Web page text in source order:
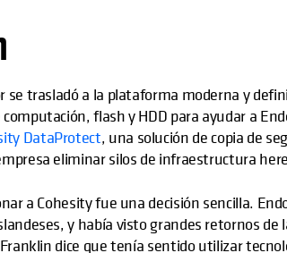
se trasladó a la plataforma moderna y
flash y HDD para ayudar a
DataProtect, una solución de copia de
eliminar silos de infraestructura
a Cohesity fue una decisión sencilla.
y había visto grandes retornos
dice que tenía sentido utilizar